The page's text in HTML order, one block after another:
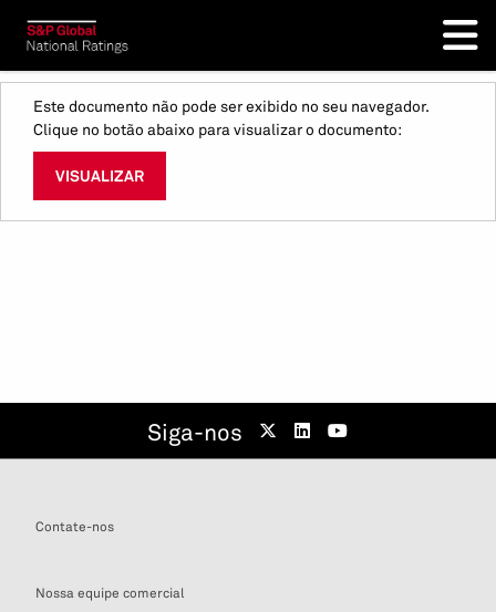
Este documento não pode ser exibido no seu navegador.
Clique no botão abaixo para visualizar o documento:
VISUALIZAR
Siga-nos
Contate-nos
Nossa equipe comercial